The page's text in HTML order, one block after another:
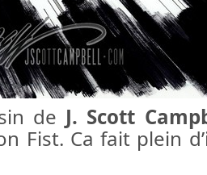
de J. Scott
Fist. Ca fait plein